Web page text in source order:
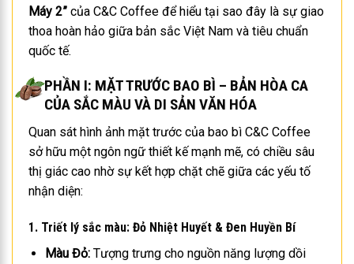
Máy 2” của C&C Coffee để hiểu tại sao đây là sự giao
thoa hoàn hảo giữa bản sắc Việt Nam và tiêu chuẩn
quốc tế.
PHẦN I: MẶT TRƯỚC BAO BÌ – BẢN HÒA CA
CỦA SẮC MÀU VÀ DI SẢN VĂN HÓA
Quan sát hình ảnh mặt trước của bao bì C&C Coffee
sở hữu một ngôn ngữ thiết kế mạnh mẽ, có chiều sâu
thị giác cao nhờ sự kết hợp chặt chẽ giữa các yếu tố
nhận diện:
1. Triết lý sắc màu: Đỏ Nhiệt Huyết & Đen Huyền Bí
Màu Đỏ:Tượng trưng cho nguồn năng lượng dồi